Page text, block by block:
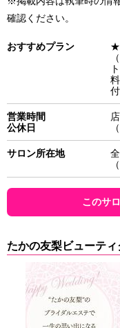
確認ください。
おすすめプラン
★
付
営業時間
公休日
サロン所在地
このサ
たかの友梨ビューティ